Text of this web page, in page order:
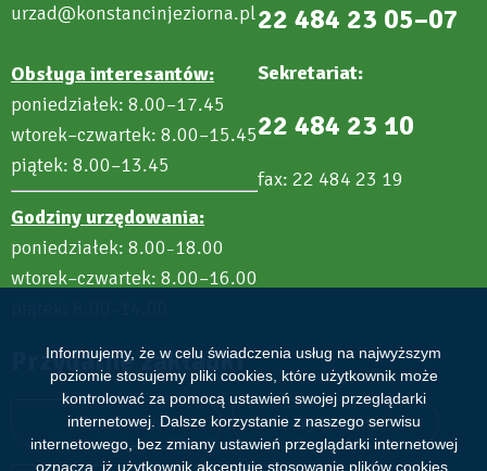
Informujemy, że w celu świadczenia usług na najwyższym
poziomie stosujemy pliki cookies, które użytkownik może
kontrolować za pomocą ustawień swojej przeglądarki
internetowej. Dalsze korzystanie z naszego serwisu
internetowego, bez zmiany ustawień przeglądarki internetowej
oznacza, iż użytkownik akceptuje stosowanie plików cookies.
urzad@konstancinjeziorna.pl
Obsługa interesantów:
poniedziałek: 8.00–17.45
wtorek–czwartek: 8.00–15.45
piątek: 8.00–13.45
Godziny urzędowania:
poniedziałek: 8.00–18.00
wtorek–czwartek: 8.00–16.00
22 484 23 05–07
Sekretariat:
22 484 23 10
fax: 22 484 23 19
Przydatne zakładki
Aktualności Wydarzenia